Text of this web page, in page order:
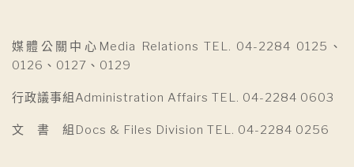
媒體公關中心Media Relations TEL. 04-2284 0125、
0126、0127、0129
行政議事組Administration Affairs TEL. 04-2284 0603
文 書 組Docs & Files Division TEL. 04-2284 0256